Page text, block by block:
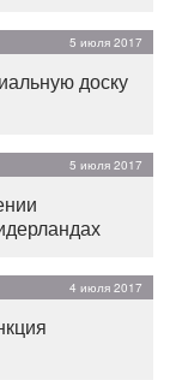
5 июля 2017
доску
5 июля 2017
4 июля 2017